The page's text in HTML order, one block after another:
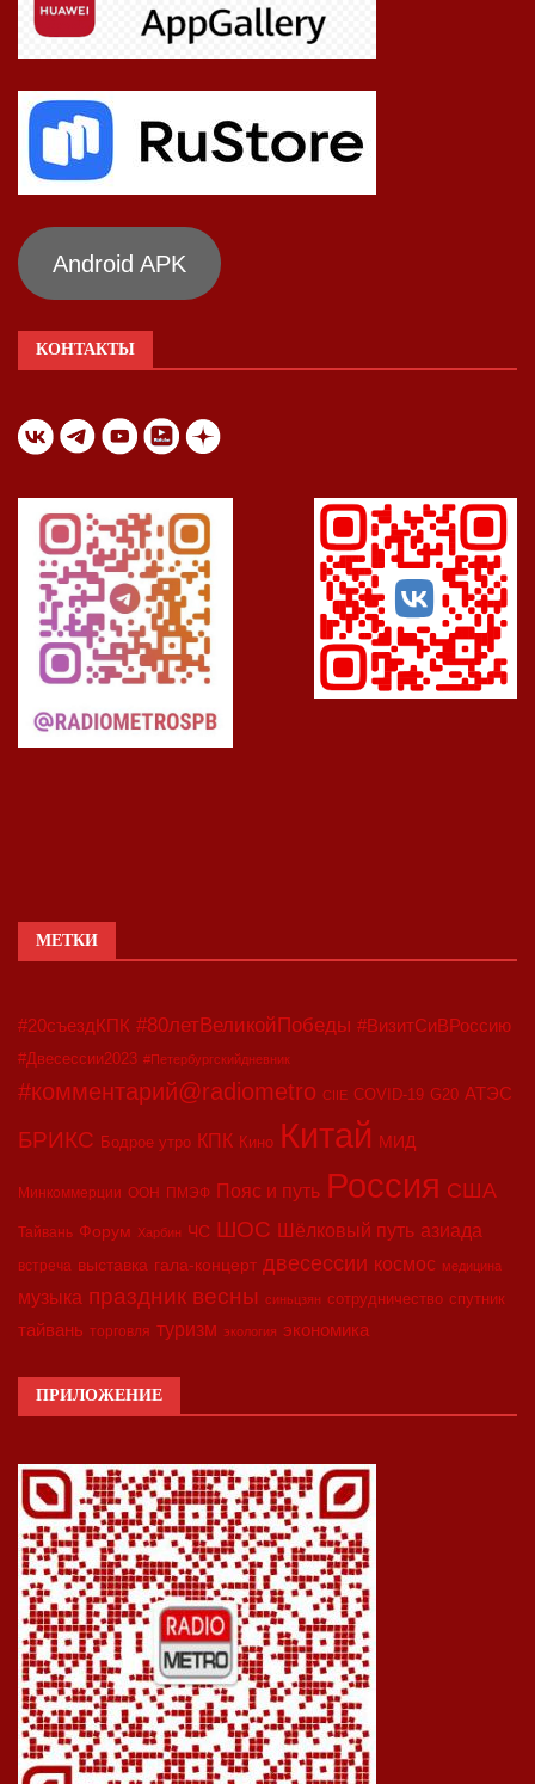
Android APK
КОНТАКТЫ
МЕТКИ
#20съездКПК #80летВеликойПобеды #ВизитСиВРоссию
#Двесессии2023 #Петербургскийдневник
#комментарий@radiometro CIIE COVID-19 G20 АТЭС
БРИКС Бодрое утро КПК Кино Китай МИД
Минкоммерции ООН ПМЭФ Пояс и путь Россия США
Тайвань Форум Харбин ЧС ШОС Шёлковый путь азиада
встреча выставка гала-концерт двесессии космос медицина
музыка праздник весны синьцзян сотрудничество спутник
тайвань торговля туризм экология экономика
ПРИЛОЖЕНИЕ